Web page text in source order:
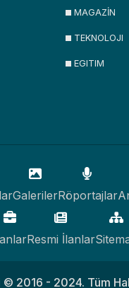
MAGAZİN
TEKNOLOJI
EGITIM
GalerilerRöportajlar
Resmi İlanlar
2016 - 2024. Tüm